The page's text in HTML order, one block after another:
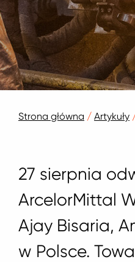
Strona główna / Artykuły
27 sierpnia
ArcelorMittal
Ajay Bisaria,
w Polsce.